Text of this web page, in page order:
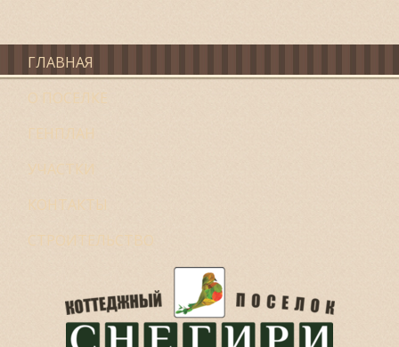
ГЛАВНАЯ
О ПОСЕЛКЕ
ГЕНПЛАН
УЧАСТКИ
КОНТАКТЫ
СТРОИТЕЛЬСТВО